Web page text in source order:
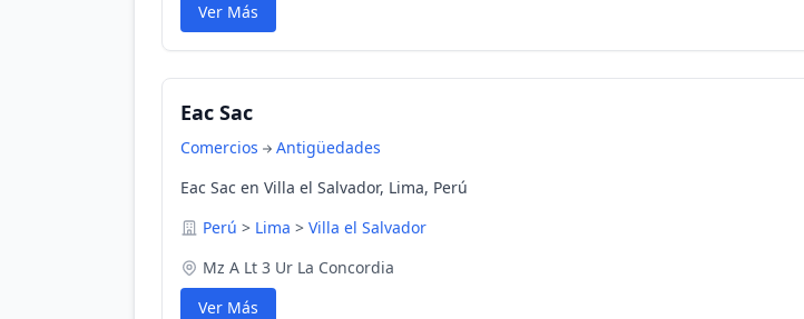
Ver Más
Eac Sac
Comercios
Antigüedades
Eac Sac en Villa el Salvador, Lima, Perú
Perú > Lima > Villa el Salvador
Mz A Lt 3 Ur La Concordia
Ver Más